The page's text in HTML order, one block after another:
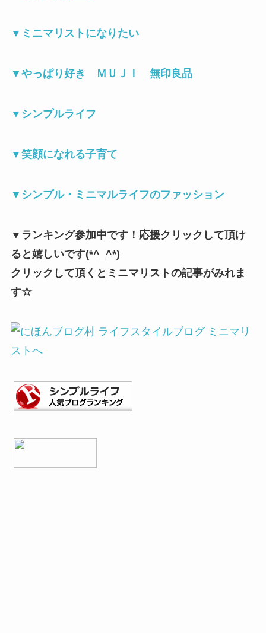
▼ ミニマリストになりたい
▼ やっぱり好き ＭＵＪＩ 無印良品
▼ シンプルライフ
▼ 笑顔になれる子育て
▼ シンプル・ミニマルライフのファッション
▼ランキング参加中です！応援クリックして頂け
ると嬉しいです(*^_^*)
クリックして頂くとミニマリストの記事がみれま
す☆